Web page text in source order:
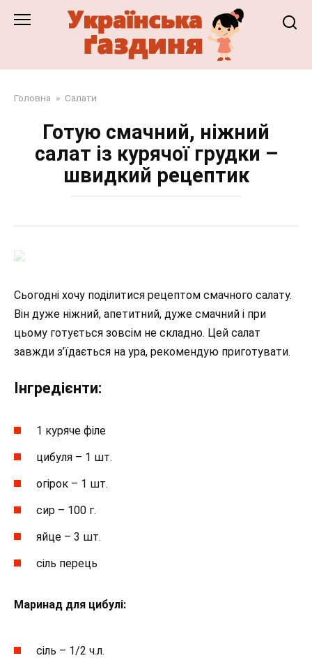
Головна » Салати
Готую смачний, ніжний
салат із курячої грудки –
швидкий рецептик
Сьогодні хочу поділитися рецептом смачного салату.
Він дуже ніжний, апетитний, дуже смачний і при
цьому готується зовсім не складно. Цей салат
завжди з’їдається на ура, рекомендую приготувати.
Інгредієнти:
1 куряче філе
цибуля – 1 шт.
огірок – 1 шт.
сир – 100 г.
яйце – 3 шт.
сіль перець
Маринад для цибулі:
сіль – 1/2 ч.л.